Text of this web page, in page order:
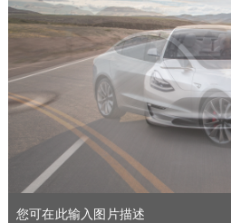
您可在此输入图片描述
您可在此输入图片描述